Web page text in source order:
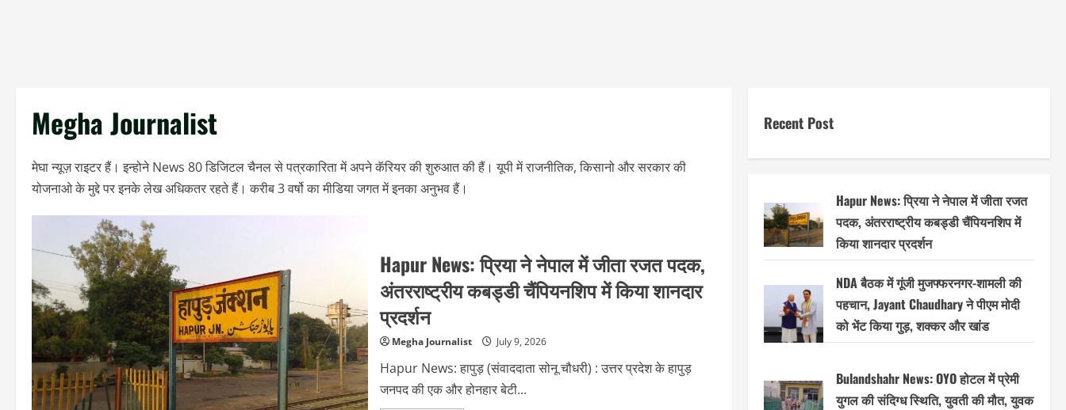
Megha Journalist
मेघा न्यूज़ राइटर हैं। इन्होने News 80 डिजिटल चैनल से पत्रकारिता में अपने कॅरियर की शुरुआत की हैं। यूपी में राजनीतिक, किसानो और सरकार की
योजनाओ के मुद्दे पर इनके लेख अधिकतर रहते हैं। करीब 3 वर्षो का मीडिया जगत में इनका अनुभव हैं।
Hapur News: प्रिया ने नेपाल में जीता रजत पदक,
अंतरराष्ट्रीय कबड्डी चैंपियनशिप में किया शानदार
प्रदर्शन
Megha Journalist July 9, 2026
Hapur News: हापुड़ (संवाददाता सोनू चौधरी) : उत्तर प्रदेश के हापुड़
जनपद की एक और होनहार बेटी...
Recent Post
Hapur News: प्रिया ने नेपाल में जीता रजत
पदक, अंतरराष्ट्रीय कबड्डी चैंपियनशिप में
किया शानदार प्रदर्शन
NDA बैठक में गूंजी मुजफ्फरनगर-शामली की
पहचान, Jayant Chaudhary ने पीएम मोदी
को भेंट किया गुड़, शक्कर और खांड
Bulandshahr News: OYO होटल में प्रेमी
युगल की संदिग्ध स्थिति, युवती की मौत, युवक